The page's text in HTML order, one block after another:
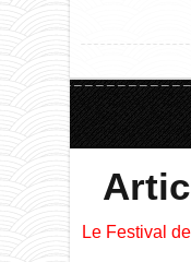
Le Festival